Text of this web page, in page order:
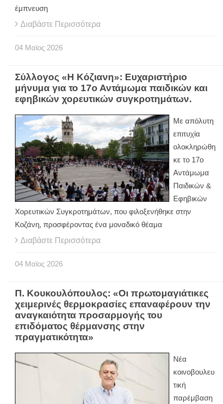
έμπνευση
Διαβάστε Περισσότερα
04 Μαϊος 2026
Σύλλογος «Η Κόζιανη»: Ευχαριστήριο
μήνυμα για το 17ο Αντάμωμα παιδικών και
εφηβικών χορευτικών συγκροτημάτων.
Με απόλυτη
επιτυχία
ολοκληρώθη
κε το 17ο
Αντάμωμα
Παιδικών &
Εφηβικών
Χορευτικών Συγκροτημάτων, που φιλοξενήθηκε στην
Κοζάνη, προσφέροντας ένα μοναδικό θέαμα
Διαβάστε Περισσότερα
04 Μαϊος 2026
Π. Κουκουλόπουλος: «Οι πρωτομαγιάτικες
χειμερινές θερμοκρασίες επαναφέρουν την
αναγκαιότητα προσαρμογής του
επιδόματος θέρμανσης στην
πραγματικότητα»
Νέα
κοινοβουλευ
τική
παρέμβαση